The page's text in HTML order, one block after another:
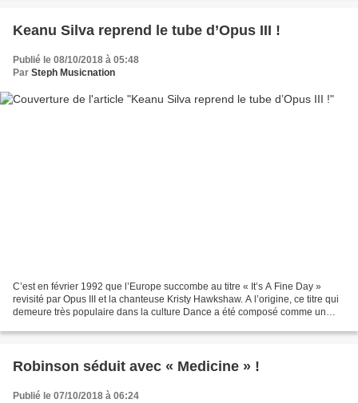
Keanu Silva reprend le tube d’Opus III !
Publié le 08/10/2018 à 05:48
Par Steph Musicnation
C’est en février 1992 que l’Europe succombe au titre « It’s A Fine Day »
revisité par Opus III et la chanteuse Kristy Hawkshaw. A l’origine, ce titre qui
demeure très populaire dans la culture Dance a été composé comme un
Robinson séduit avec « Medicine » !
Publié le 07/10/2018 à 06:24